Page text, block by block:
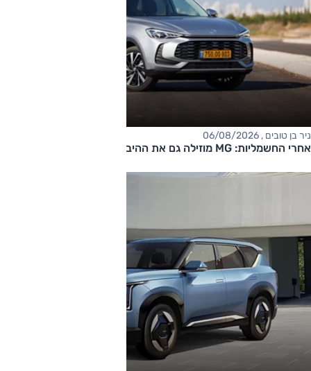
ניר בן טובים , 06/08/2026
אחרי החשמליות: MG מוזילה גם את ההיברידיות